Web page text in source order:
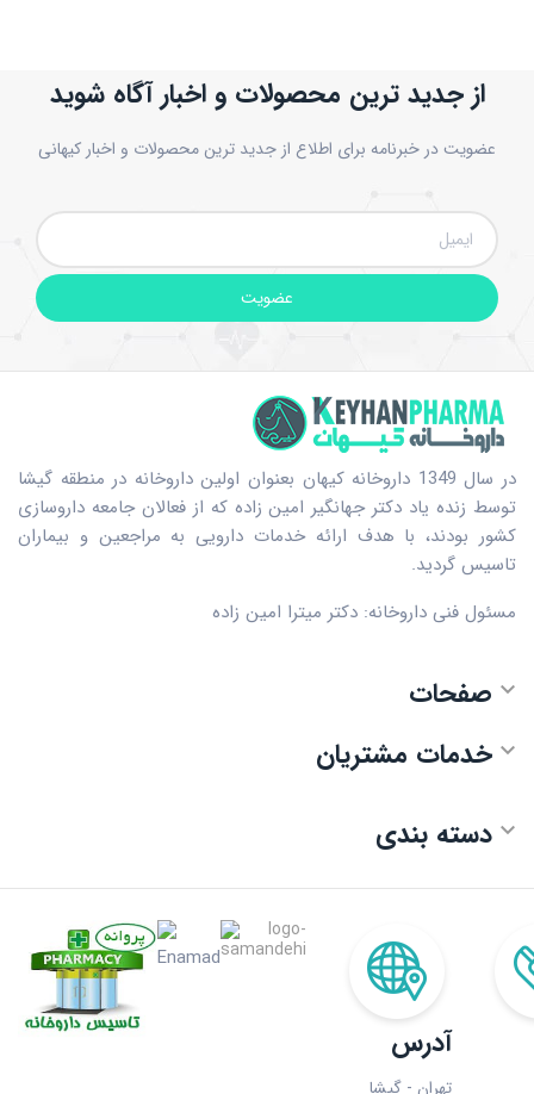
از جدید ترین محصولات و اخبار آگاه شوید
عضویت در خبرنامه برای اطلاع از جدید ترین محصولات و اخبار کیهانی
عضویت
در سال 1349 داروخانه کیهان بعنوان اولین داروخانه در منطقه گیشا
توسط زنده یاد دکتر جهانگیر امین زاده که از فعالان جامعه داروسازی
کشور بودند، با هدف ارائه خدمات دارویی به مراجعین و بیماران
تاسیس گردید.
مسئول فنی داروخانه: دکتر میترا امین زاده
صفحات 
خدمات مشتریان 
دسته بندی 
آدرس
تهران - گیشا